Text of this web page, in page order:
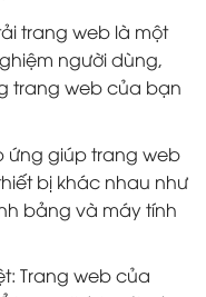
trang web là một
người dùng,
trang web của bạn
ứng giúp trang web
bị khác nhau như
bảng và máy tính
Trang web của